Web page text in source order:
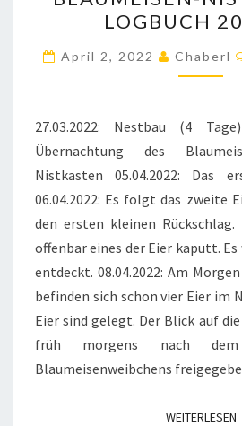
2022
(I)
LOGBUCH
April 2, 2022 Chaberl
27.03.2022: Nestbau (4
Übernachtung des
Nistkasten 05.04.2022: Das
06.04.2022: Es folgt das zweite
den ersten kleinen
offenbar eines der Eier kaputt.
entdeckt. 08.04.2022: Am
befinden sich schon vier Eier im
Eier sind gelegt. Der Blick auf
früh morgens nach
Blaumeisenweibchens
WEITERLESEN